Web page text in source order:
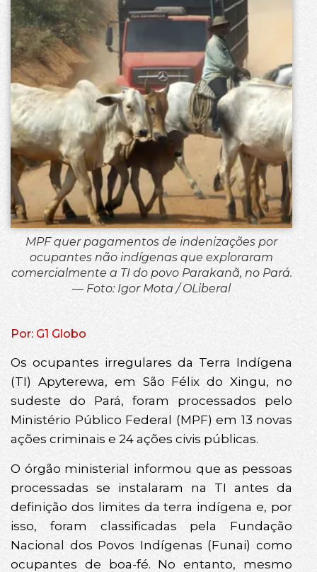
MPF quer pagamentos de indenizações por
ocupantes não indígenas que exploraram
comercialmente a TI do povo Parakanã, no Pará.
— Foto: Igor Mota / OLiberal
Por: G1 Globo
Os ocupantes irregulares da Terra Indígena
(TI) Apyterewa, em São Félix do Xingu, no
sudeste do Pará, foram processados pelo
Ministério Público Federal (MPF) em 13 novas
ações criminais e 24 ações civis públicas.
O órgão ministerial informou que as pessoas
processadas se instalaram na TI antes da
definição dos limites da terra indígena e, por
isso, foram classificadas pela Fundação
Nacional dos Povos Indígenas (Funai) como
ocupantes de boa-fé. No entanto, mesmo